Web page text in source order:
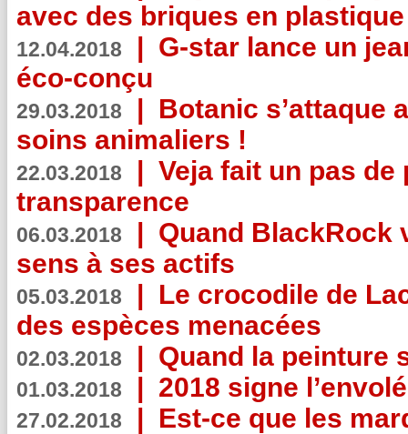
avec des briques en
12.04.2018 | G-star lance un
éco-conçu
29.03.2018 | Botanic s’attaque
soins animaliers !
22.03.2018 | Veja fait un pas de
transparence
06.03.2018 | Quand BlackRock
sens à ses actifs
05.03.2018 | Le crocodile de
des espèces menacées
02.03.2018 | Quand la peinture
01.03.2018 | 2018 signe
27.02.2018 | Est-ce que les